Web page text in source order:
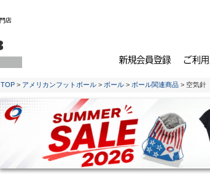
TOP > アメリカンフットボール > ボール > ボール関連商品 > 空気針